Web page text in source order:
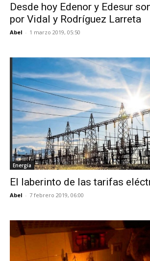
Desde hoy Edenor y Edesur
por Vidal y Rodríguez Larreta
Abel - 1 marzo 2019, 05:50
Energía
El laberinto de las tarifas
Abel - 7 febrero 2019, 06:00